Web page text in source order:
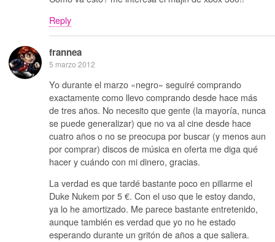
Reply
frannea
5 marzo 2012
Yo durante el marzo «negro» seguiré comprando
exactamente como llevo comprando desde hace más
de tres años. No necesito que gente (la mayoría, nunca
se puede generalizar) que no va al cine desde hace
cuatro años o no se preocupa por buscar (y menos aun
por comprar) discos de música en oferta me diga qué
hacer y cuándo con mi dinero, gracias.
La verdad es que tardé bastante poco en pillarme el
Duke Nukem por 5 €. Con el uso que le estoy dando,
ya lo he amortizado. Me parece bastante entretenido,
aunque también es verdad que yo no he estado
esperando durante un gritón de años a que saliera.